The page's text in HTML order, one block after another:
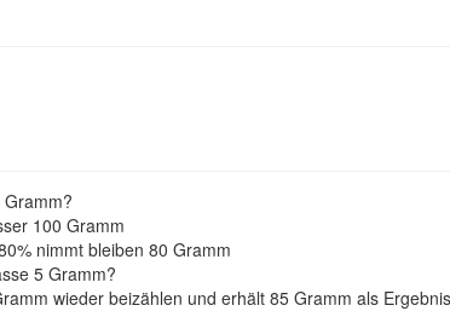
100 Gramm
nimmt bleiben 80 Gramm
5 Gramm?
wieder beizählen und erhält 85 Gramm als